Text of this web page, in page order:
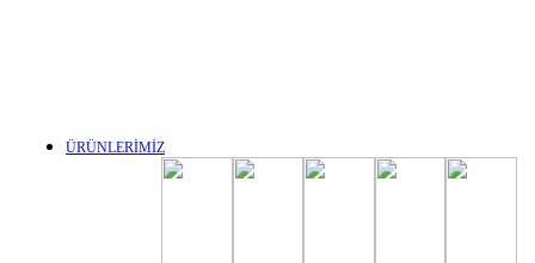
ÜRÜNLERİMİZ